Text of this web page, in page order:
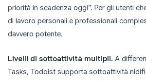
priorità in scadenza oggi”. Per gli utenti
di lavoro personali e professionali
davvero potente.
Livelli di sottoattività multipli. A
Tasks, Todoist supporta sottoattività